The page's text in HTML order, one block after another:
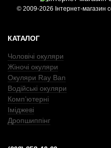
© 2009-2026 Інтернет-магазин
КАТАЛОГ
Чоловічі окуляри
Жіночі окуляри
Окуляри Ray Ban
Водійські окуляри
Комп’ютерні
Іміджеві
Дропшиппінг